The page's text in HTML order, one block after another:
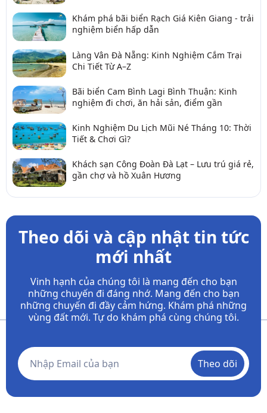
Khám phá bãi biển Rạch Giá Kiên Giang - trải
nghiệm biển hấp dẫn
Làng Vân Đà Nẵng: Kinh Nghiệm Cắm Trại
Chi Tiết Từ A–Z
Bãi biển Cam Bình Lagi Bình Thuận: Kinh
nghiệm đi chơi, ăn hải sản, điểm gần
Kinh Nghiệm Du Lịch Mũi Né Tháng 10: Thời
Tiết & Chơi Gì?
Khách sạn Công Đoàn Đà Lạt – Lưu trú giá rẻ,
gần chợ và hồ Xuân Hương
Theo dõi và cập nhật tin tức
mới nhất
Vinh hạnh của chúng tôi là mang đến cho bạn
những chuyến đi đáng nhớ. Mang đến cho bạn
những chuyến đi đầy cảm hứng. Khám phá những
vùng đất mới. Tự do khám phá cùng chúng tôi.
Theo dõi